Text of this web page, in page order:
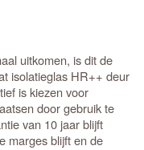
uitkomen, is dit de
isolatieglas HR++ deur
is kiezen voor
door gebruik te
van 10 jaar blijft
marges blijft en de